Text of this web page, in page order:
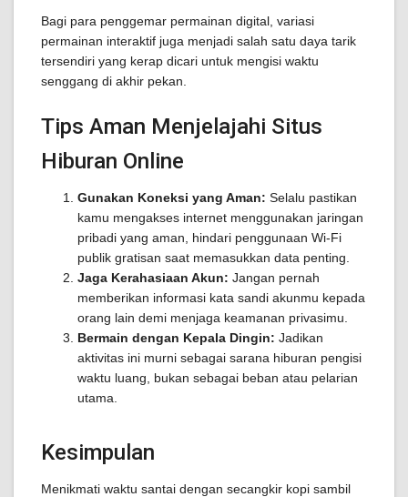
Bagi para penggemar permainan digital, variasi
permainan interaktif juga menjadi salah satu daya tarik
tersendiri yang kerap dicari untuk mengisi waktu
senggang di akhir pekan.
Tips Aman Menjelajahi Situs
Hiburan Online
Gunakan Koneksi yang Aman: Selalu pastikan
kamu mengakses internet menggunakan jaringan
pribadi yang aman, hindari penggunaan Wi-Fi
publik gratisan saat memasukkan data penting.
Jaga Kerahasiaan Akun: Jangan pernah
memberikan informasi kata sandi akunmu kepada
orang lain demi menjaga keamanan privasimu.
Bermain dengan Kepala Dingin: Jadikan
aktivitas ini murni sebagai sarana hiburan pengisi
waktu luang, bukan sebagai beban atau pelarian
utama.
Kesimpulan
Menikmati waktu santai dengan secangkir kopi sambil